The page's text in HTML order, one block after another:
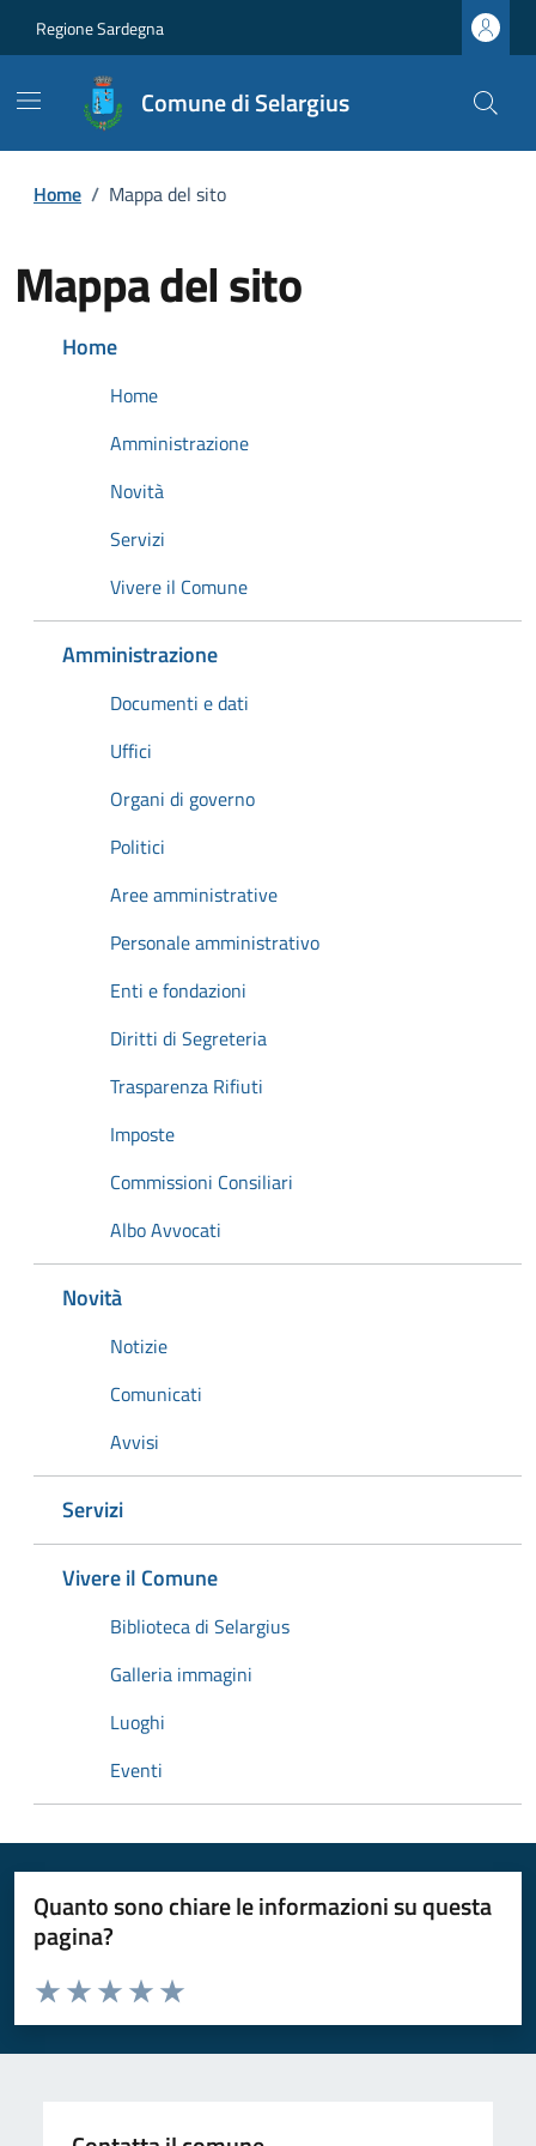
Regione Sardegna
Comune di Selargius
Home / Mappa del sito
Mappa del sito
Home
Home
Amministrazione
Novità
Servizi
Vivere il Comune
Amministrazione
Documenti e dati
Uffici
Organi di governo
Politici
Aree amministrative
Personale amministrativo
Enti e fondazioni
Diritti di Segreteria
Trasparenza Rifiuti
Imposte
Commissioni Consiliari
Albo Avvocati
Novità
Notizie
Comunicati
Avvisi
Servizi
Vivere il Comune
Biblioteca di Selargius
Galleria immagini
Luoghi
Eventi
Quanto sono chiare le informazioni su questa
pagina?
Valuta da 1 a 5 stelle la pagina
Valuta 5 stelle su 5
Valuta 4 stelle su 5
Valuta 3 stelle su 5
Valuta 2 stelle su 5
Valuta 1 stelle su 5